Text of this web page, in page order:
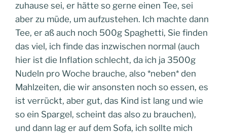
zuhause sei, er hätte so gerne einen Tee, sei
aber zu müde, um aufzustehen. Ich machte dann
Tee, er aß auch noch 500g Spaghetti, Sie finden
das viel, ich finde das inzwischen normal (auch
hier ist die Inflation schlecht, da ich ja 3500g
Nudeln pro Woche brauche, also *neben* den
Mahlzeiten, die wir ansonsten noch so essen, es
ist verrückt, aber gut, das Kind ist lang und wie
so ein Spargel, scheint das also zu brauchen),
und dann lag er auf dem Sofa, ich sollte mich